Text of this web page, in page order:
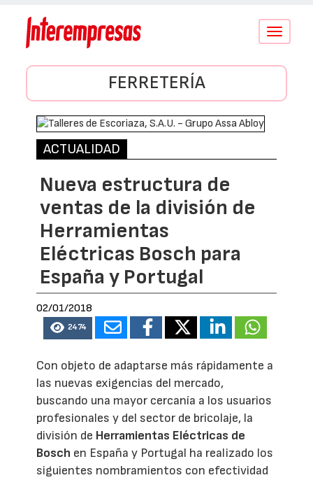
Conmutar
FERRETERÍA
ACTUALIDAD
Nueva estructura de
ventas de la división de
Herramientas
Eléctricas Bosch para
España y Portugal
02/01/2018
2474
Con objeto de adaptarse más rápidamente a
las nuevas exigencias del mercado,
buscando una mayor cercanía a los usuarios
profesionales y del sector de bricolaje, la
división de Herramientas Eléctricas de
Bosch en España y Portugal ha realizado los
siguientes nombramientos con efectividad